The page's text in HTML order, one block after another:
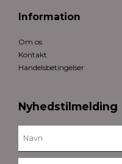
Information
Om os
Kontakt
Handelsbetingelser
Nyhedstilmelding